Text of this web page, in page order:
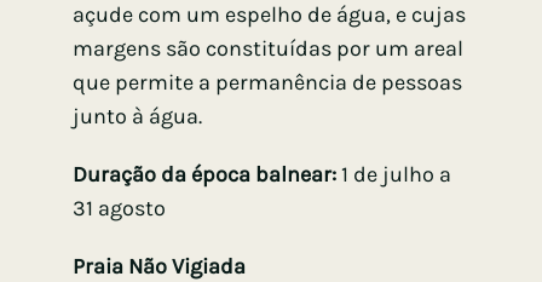
açude com um espelho de água, e cujas
margens são constituídas por um areal
que permite a permanência de pessoas
junto à água.
Duração da época balnear:1 de julho a
31 agosto
Praia Não Vigiada